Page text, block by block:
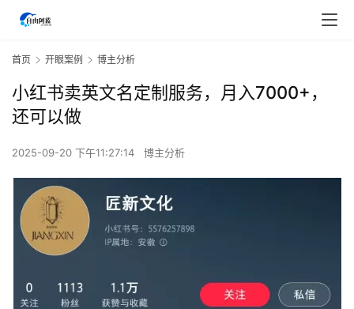
首页 开眼案例 博主分析
小红书卖英文名定制服务，月入7000+，
还可以做
2025-09-20 下午11:27:14 博主分析